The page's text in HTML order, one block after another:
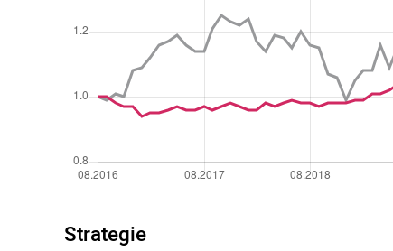
Strategie